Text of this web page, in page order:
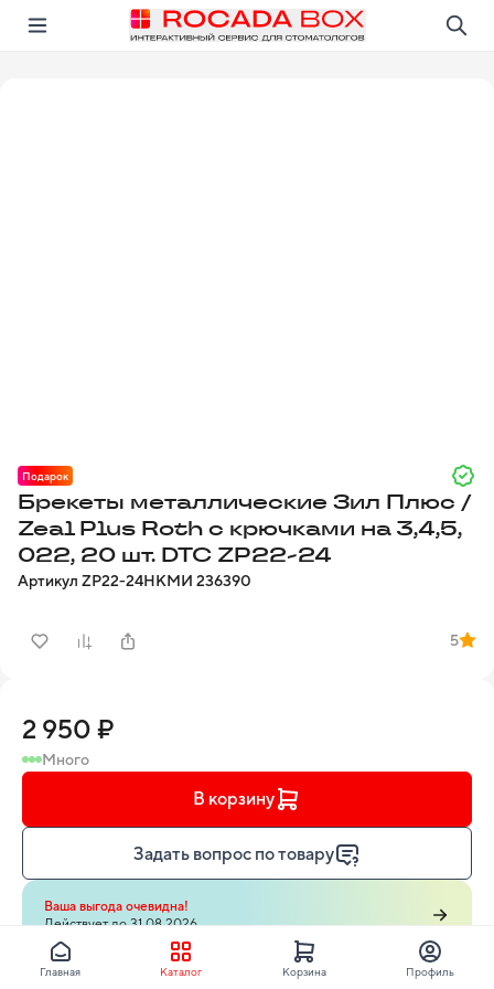
Открыть в приложении!
Подарок
Брекеты металлические Зил Плюс /
Zeal Plus Roth с крючками на 3,4,5,
022, 20 шт. DTC ZP22-24
Артикул ZP22-24НКМИ 236390
5
2 950 ₽
Много
В корзину
Задать вопрос по товару
Ваша выгода очевидна!
Действует до 31.08.2026
Узнайте о способах доставки
Главная Каталог Корзина Профиль